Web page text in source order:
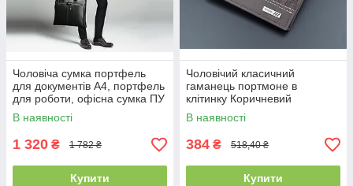
Чоловіча сумка портфель
для документів А4, портфель
для роботи, офісна сумка ПУ
шкіра чорна, коричнева(PS)
В наявності
1 320 ₴ 1 782 ₴
Купити
Чоловічий класичний
гаманець портмоне в
клітинку Коричневий
В наявності
384 ₴ 518,40 ₴
Купити